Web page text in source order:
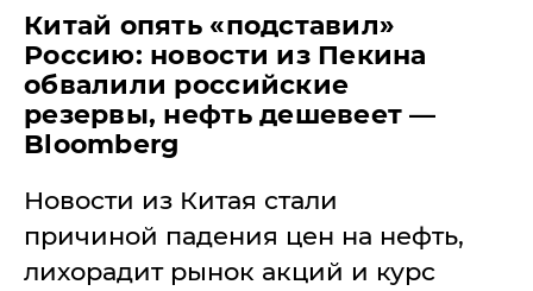
Мир
Беларусь
Военное обозрение
Наука и Техника
Экономика
Мнение
Пресса
Шоу-биз
Здоровье
Украина
Харьков
Днепр
Львов
Одесса
Китай опять «подставил»
Россию: новости из Пекина
обвалили российские
резервы, нефть дешевеет —
Bloomberg
Новости из Китая стали
причиной падения цен на нефть,
лихорадит рынок акций и курс